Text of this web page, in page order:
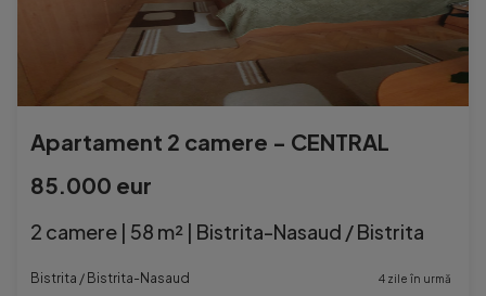
Apartament 2 camere - CENTRAL
85.000 eur
2 camere | 58 m² | Bistrita-Nasaud / Bistrita
Bistrita / Bistrita-Nasaud 4 zile în urmă